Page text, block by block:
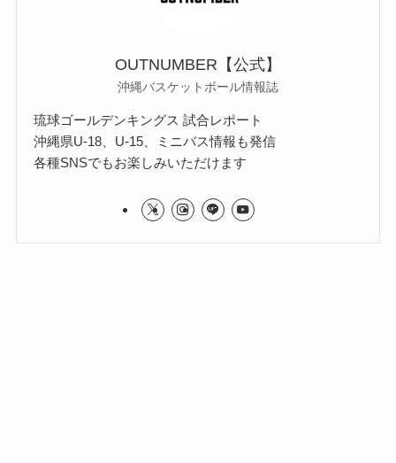
OUTNUMBER【公式】
沖縄バスケットボール情報誌
琉球ゴールデンキングス 試合レポート
沖縄県U-18、U-15、ミニバス情報も発信
各種SNSでもお楽しみいただけます